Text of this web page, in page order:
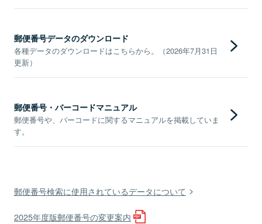
郵便番号データのダウンロード
各種データのダウンロードはこちらから。（2026年7月31日
更新）
郵便番号・バーコードマニュアル
郵便番号や、バーコードに関するマニュアルを掲載していま
す。
郵便番号検索に使用されているデータについて
2025年度版郵便番号の変更案内